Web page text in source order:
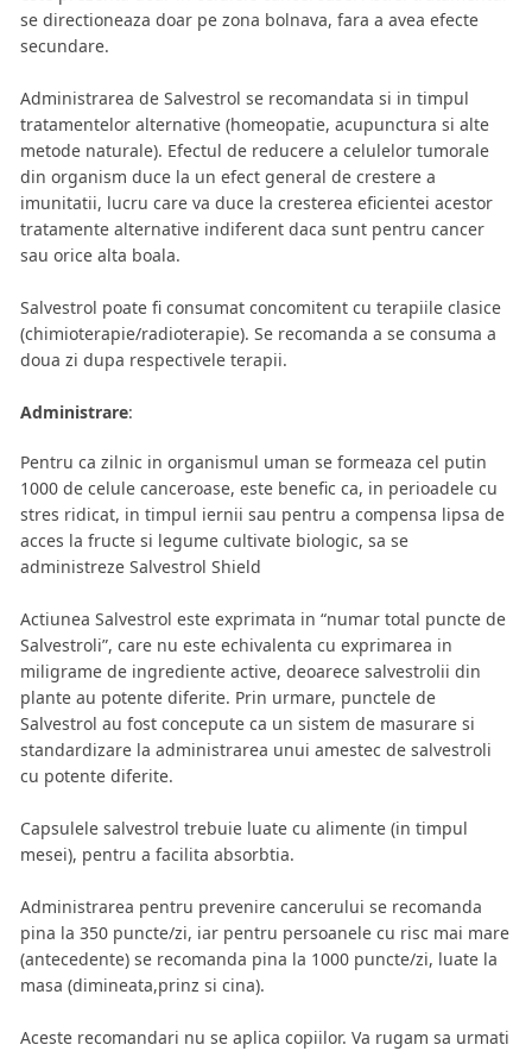
se directioneaza doar pe zona bolnava, fara a avea efecte
secundare.
Administrarea de Salvestrol se recomandata si in timpul
tratamentelor alternative (homeopatie, acupunctura si alte
metode naturale). Efectul de reducere a celulelor tumorale
din organism duce la un efect general de crestere a
imunitatii, lucru care va duce la cresterea eficientei acestor
tratamente alternative indiferent daca sunt pentru cancer
sau orice alta boala.
Salvestrol poate fi consumat concomitent cu terapiile clasice
(chimioterapie/radioterapie). Se recomanda a se consuma a
doua zi dupa respectivele terapii.
Administrare:
Pentru ca zilnic in organismul uman se formeaza cel putin
1000 de celule canceroase, este benefic ca, in perioadele cu
stres ridicat, in timpul iernii sau pentru a compensa lipsa de
acces la fructe si legume cultivate biologic, sa se
administreze Salvestrol Shield
Actiunea Salvestrol este exprimata in “numar total puncte de
Salvestroli”, care nu este echivalenta cu exprimarea in
miligrame de ingrediente active, deoarece salvestrolii din
plante au potente diferite. Prin urmare, punctele de
Salvestrol au fost concepute ca un sistem de masurare si
standardizare la administrarea unui amestec de salvestroli
cu potente diferite.
Capsulele salvestrol trebuie luate cu alimente (in timpul
mesei), pentru a facilita absorbtia.
Administrarea pentru prevenire cancerului se recomanda
pina la 350 puncte/zi, iar pentru persoanele cu risc mai mare
(antecedente) se recomanda pina la 1000 puncte/zi, luate la
masa (dimineata,prinz si cina).
Aceste recomandari nu se aplica copiilor. Va rugam sa urmati